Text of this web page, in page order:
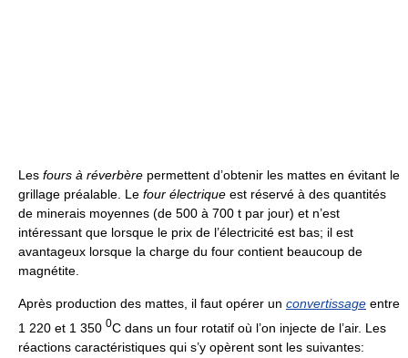
Les fours à réverbère permettent d’obtenir les mattes en évitant le
grillage préalable. Le four électrique est réservé à des quantités
de minerais moyennes (de 500 à 700 t par jour) et n’est
intéressant que lorsque le prix de l’électricité est bas; il est
avantageux lorsque la charge du four contient beaucoup de
magnétite.
Après production des mattes, il faut opérer un convertissage entre
1 220 et 1 350 0C dans un four rotatif où l’on injecte de l’air. Les
réactions caractéristiques qui s’y opèrent sont les suivantes: